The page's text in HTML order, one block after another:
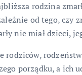
rodzina
od tego, czy
nie miał dzieci,
rodziców,
porządku, a ich